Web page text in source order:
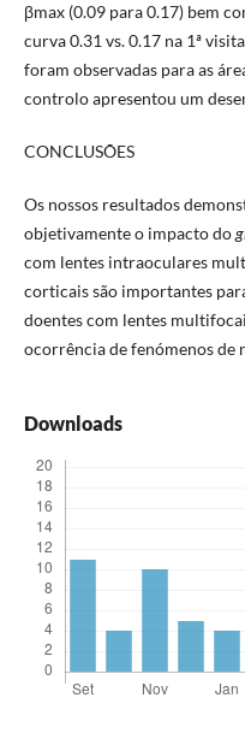
βmax (0.09 para 0.17) bem
curva 0.31 vs. 0.17 na 1ª
foram observadas para as
controlo apresentou um
CONCLUSÕES
Os nossos resultados
objetivamente o impacto do
com lentes intraoculares
corticais são importantes
doentes com lentes
ocorrência de fenómenos de
Downloads